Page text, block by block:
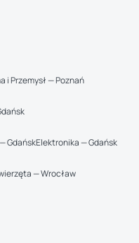
i Przemysł — Poznań
GdańskElektronika — Gdańsk
— Wrocław